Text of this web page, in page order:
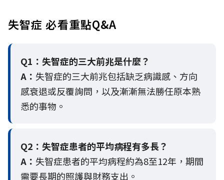
失智症 必看重點Q&A
Q1：失智症的三大前兆是什麼？
A： 失智症的三大前兆包括缺乏病識感、方向
感衰退或反覆詢問，以及漸漸無法勝任原本熟
悉的事物。
Q2： 失智症患者的平均病程有多長？
A： 失智症患者的平均病程約為8至12年，期間
需要長期的照護與財務支出。